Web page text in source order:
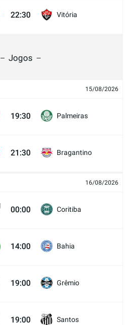
22:30 Vitória
Jogos
15/08/2026
19:30 Palmeiras
21:30 Bragantino
16/08/2026
00:00 Coritiba
14:00 Bahia
19:00 Grêmio
19:00 Santos